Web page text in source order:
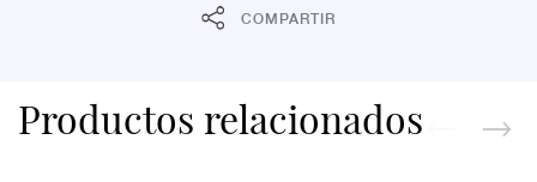
COMPARTIR
Productos relacionados